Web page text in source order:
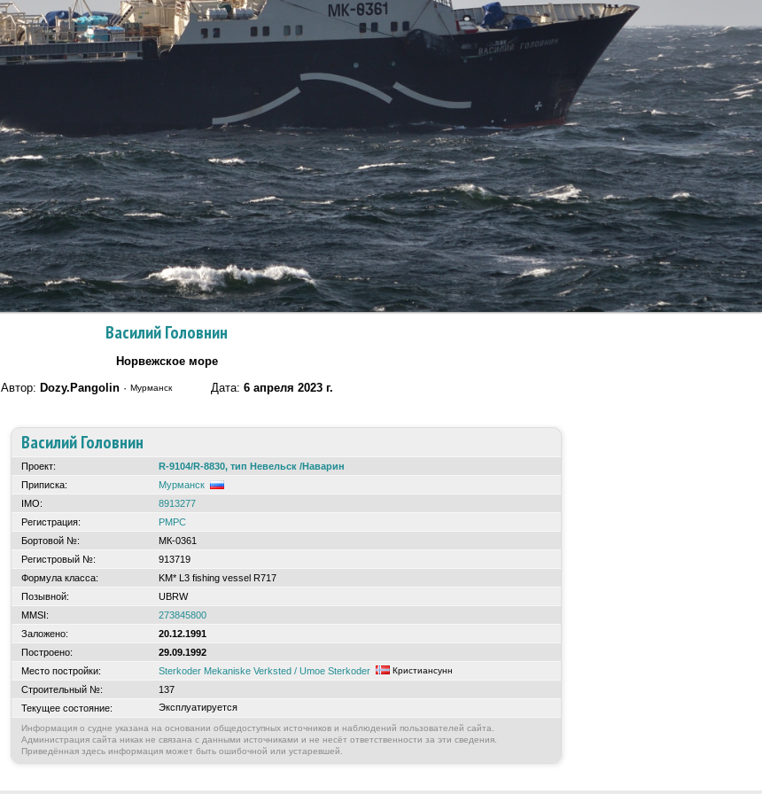
Василий Головнин
Норвежское море
Автор: Dozy.Pangolin· МурманскДата: 6 апреля 2023 г.
Василий Головнин
Проект:
R-9104/R-8830, тип Невельск /Наварин
Приписка:
Мурманск
IMO:
8913277
Регистрация:
РМРС
Бортовой №:
МК-0361
Регистровый №:
913719
Формула класса:
KM* L3 fishing vessel R717
Позывной:
UBRW
MMSI:
273845800
Заложено:
20.12.1991
Построено:
29.09.1992
Место постройки:
Sterkoder Mekaniske Verksted / Umoe Sterkoder Кристиансунн
Строительный №:
137
Текущее состояние:
Эксплуатируется
Информация о судне указана на основании общедоступных источников и наблюдений пользователей сайта.
Администрация сайта никак не связана с данными источниками и не несёт ответственности за эти сведения.
Приведённая здесь информация может быть ошибочной или устаревшей.